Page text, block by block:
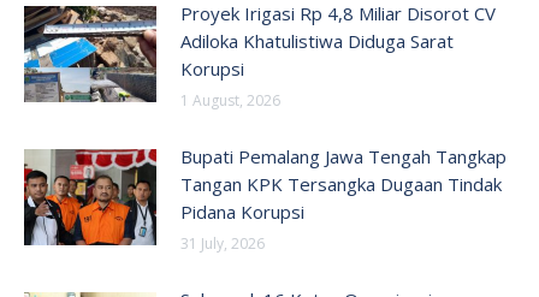
Proyek Irigasi Rp 4,8 Miliar Disorot CV
Adiloka Khatulistiwa Diduga Sarat
Korupsi
1 August, 2026
Bupati Pemalang Jawa Tengah Tangkap
Tangan KPK Tersangka Dugaan Tindak
Pidana Korupsi
31 July, 2026